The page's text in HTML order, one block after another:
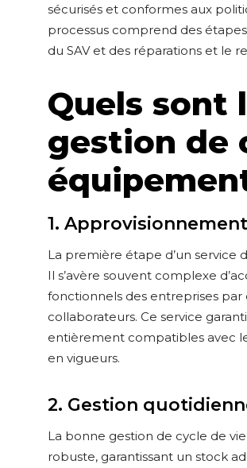
sécurisés et conformes aux
processus comprend des
du SAV et des réparations et le
Quels sont
gestion de
1.
La première étape d’un service
Il s’avère souvent complexe
fonctionnels des entreprises par
collaborateurs. Ce service
entièrement compatibles avec
en vigueurs.
2. Gestion
La bonne gestion de cycle de
robuste, garantissant un stock